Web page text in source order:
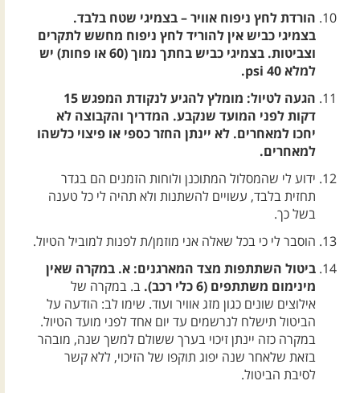
הורדת לחץ ניפוח אוויר – בצמיגי שטח בלבד.
בצמיגי כביש אין להוריד לחץ ניפוח מחשש לתקרים
וצביטות. בצמיגי כביש בחתך נמוך (60 או פחות) יש
למלא 40 psi.
הגעה לטיול: מומלץ להגיע לנקודת המפגש 15
דקות לפני המועד שנקבע. המדריך והקבוצה לא
יחכו למאחרים. לא יינתן החזר כספי או פיצוי כלשהו
למאחרים.
ידוע לי שהמסלול המתוכנן ולוחות הזמנים הם בגדר
תחזית בלבד, עשויים להשתנות ולא תהיה לי כל טענה
בשל כך.
הוסבר לי כי בכל שאלה אני מוזמן/ת לפנות למוביל הטיול.
ביטול השתתפות מצד המארגנים: א. במקרה שאין
מינימום משתתפים (6 כלי רכב).
ב. במקרה של
אילוצים שונים כגון מזג אוויר ועוד. שימו לב: הודעה על
הביטול תישלח לנרשמים עד יום אחד לפני מועד הטיול.
במקרה כזה יינתן זיכוי בערך ששולם למשך שנה, מובהר
בזאת שלאחר שנה יפוג תוקפו של הזיכוי, ללא קשר
לסיבת הביטול.